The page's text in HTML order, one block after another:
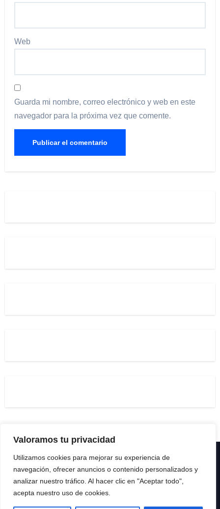
Valoramos tu privacidad
Utilizamos cookies para mejorar su experiencia de
navegación, ofrecer anuncios o contenido personalizados y
analizar nuestro tráfico. Al hacer clic en "Aceptar todo",
acepta nuestro uso de cookies.
Web
Guarda mi nombre, correo electrónico y web en este
navegador para la próxima vez que comente.
Copyright © All rights reserved|Paper News
Themeansar.